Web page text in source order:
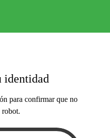
identidad
para confirmar que no
robot.